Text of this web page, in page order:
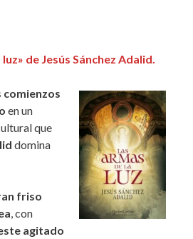
de Jesús Sánchez Adalid.
comienzos
en un
que
domina
friso
, con
agitado